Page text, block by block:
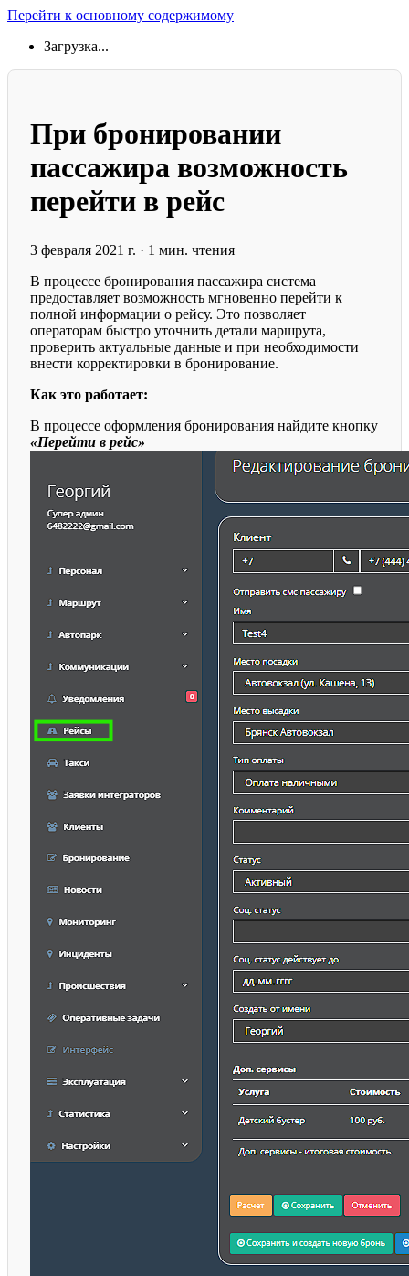
Перейти к основному содержимому
Загрузка...
При бронировании
пассажира возможность
перейти в рейс
3 февраля 2021 г. · 1 мин. чтения
В процессе бронирования пассажира система
предоставляет возможность мгновенно перейти к
полной информации о рейсу. Это позволяет
операторам быстро уточнить детали маршрута,
проверить актуальные данные и при необходимости
внести корректировки в бронирование.
Как это работает:
В процессе оформления бронирования найдите кнопку
«Перейти в рейс»